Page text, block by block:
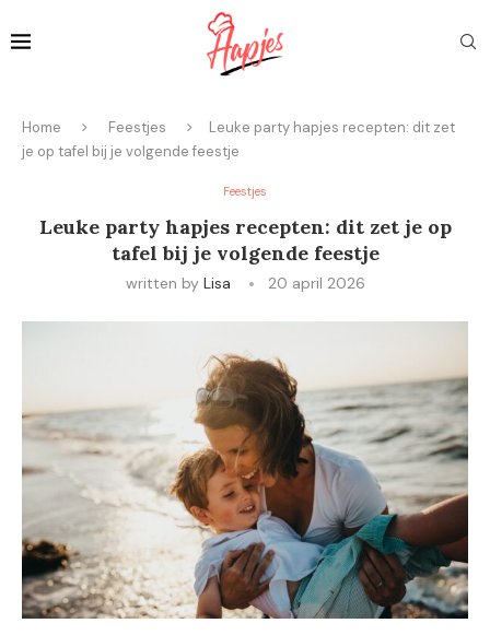
Home Feestjes
Leuke party hapjes recepten: dit zet
je op tafel bij je volgende feestje
Feestjes
Leuke party hapjes recepten: dit zet je op
tafel bij je volgende feestje
written by Lisa 20 april 2026